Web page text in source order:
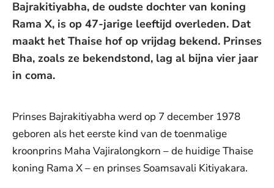
Bajrakitiyabha, de oudste dochter van koning
Rama X, is op 47-jarige leeftijd overleden. Dat
maakt het Thaise hof op vrijdag bekend. Prinses
Bha, zoals ze bekendstond, lag al bijna vier jaar
in coma.
Prinses Bajrakitiyabha werd op 7 december 1978
geboren als het eerste kind van de toenmalige
kroonprins Maha Vajiralongkorn – de huidige Thaise
koning Rama X – en prinses Soamsavali Kitiyakara.